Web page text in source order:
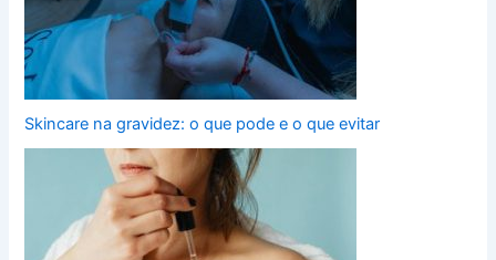
Skincare na gravidez: o que pode e o que evitar